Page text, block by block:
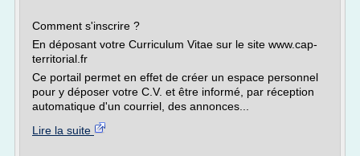
Comment s'inscrire ?
En déposant votre Curriculum Vitae sur le site www.cap-
territorial.fr
Ce portail permet en effet de créer un espace personnel
pour y déposer votre C.V. et être informé, par réception
automatique d'un courriel, des annonces...
Lire la suite